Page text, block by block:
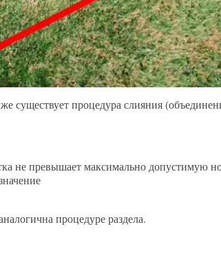
существует процедура слияния
не превышает максимально допустимую
процедуре раздела.